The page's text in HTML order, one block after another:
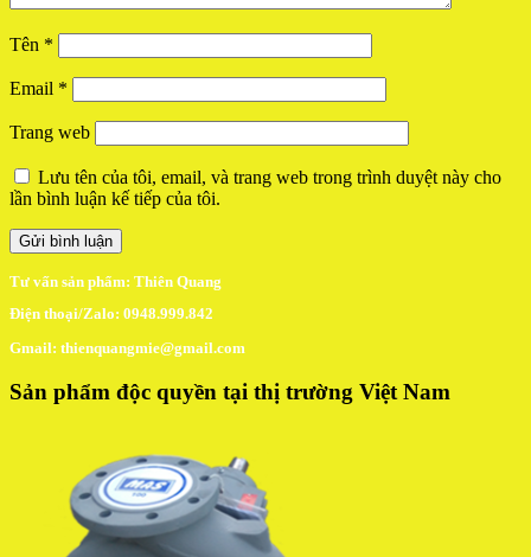
Tên *
Email *
Trang web
Lưu tên của tôi, email, và trang web trong trình duyệt này cho
lần bình luận kế tiếp của tôi.
Tư vấn sản phẩm: Thiên Quang
Điện thoại/Zalo: 0948.999.842
Gmail: thienquangmie@gmail.com
Sản phẩm độc quyền tại thị trường Việt Nam